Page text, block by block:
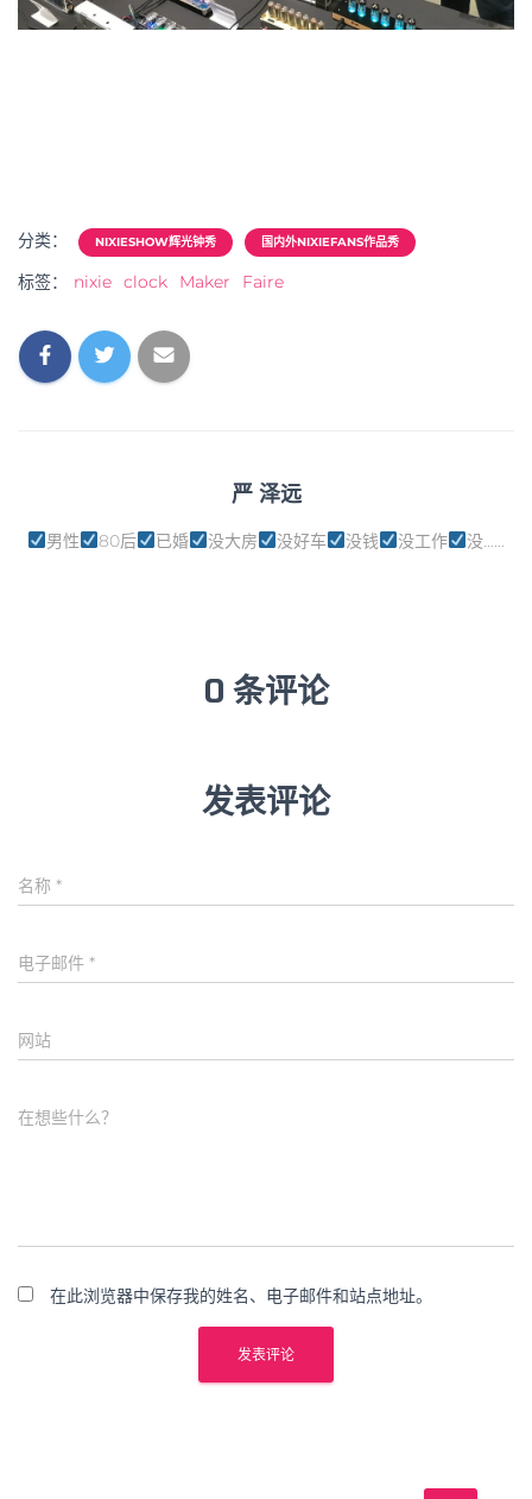
分类： NIXIESHOW辉光钟秀 国内外NIXIEFANS作品秀
标签： nixie clock Maker Faire
严 泽远
男性 80后 已婚 没大房 没好车 没钱 没工作 没......
0 条评论
发表评论
名称 *
电子邮件 *
网站
在想些什么？
在此浏览器中保存我的姓名、电子邮件和站点地址。